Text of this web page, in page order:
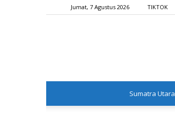
Jumat, 7 Agustus 2026 TIKTOK
Sumatra Utara